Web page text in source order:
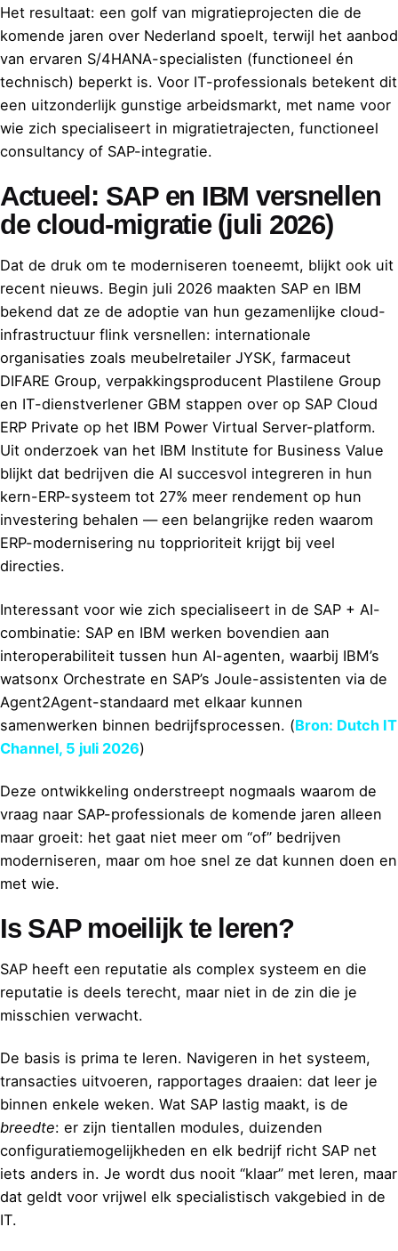
Het resultaat: een golf van migratieprojecten die de
komende jaren over Nederland spoelt, terwijl het aanbod
van ervaren S/4HANA-specialisten (functioneel én
technisch) beperkt is. Voor IT-professionals betekent dit
een uitzonderlijk gunstige arbeidsmarkt, met name voor
wie zich specialiseert in migratietrajecten, functioneel
consultancy of SAP-integratie.
Actueel: SAP en IBM versnellen
de cloud-migratie (juli 2026)
Dat de druk om te moderniseren toeneemt, blijkt ook uit
recent nieuws. Begin juli 2026 maakten SAP en IBM
bekend dat ze de adoptie van hun gezamenlijke cloud-
infrastructuur flink versnellen: internationale
organisaties zoals meubelretailer JYSK, farmaceut
DIFARE Group, verpakkingsproducent Plastilene Group
en IT-dienstverlener GBM stappen over op SAP Cloud
ERP Private op het IBM Power Virtual Server-platform.
Uit onderzoek van het IBM Institute for Business Value
blijkt dat bedrijven die AI succesvol integreren in hun
kern-ERP-systeem tot 27% meer rendement op hun
investering behalen — een belangrijke reden waarom
ERP-modernisering nu topprioriteit krijgt bij veel
directies.
Interessant voor wie zich specialiseert in de SAP + AI-
combinatie: SAP en IBM werken bovendien aan
interoperabiliteit tussen hun AI-agenten, waarbij IBM’s
watsonx Orchestrate en SAP’s Joule-assistenten via de
Agent2Agent-standaard met elkaar kunnen
samenwerken binnen bedrijfsprocessen. (Bron: Dutch IT
Channel, 5 juli 2026)
Deze ontwikkeling onderstreept nogmaals waarom de
vraag naar SAP-professionals de komende jaren alleen
maar groeit: het gaat niet meer om “of” bedrijven
moderniseren, maar om hoe snel ze dat kunnen doen en
met wie.
Is SAP moeilijk te leren?
SAP heeft een reputatie als complex systeem en die
reputatie is deels terecht, maar niet in de zin die je
misschien verwacht.
De basis is prima te leren. Navigeren in het systeem,
transacties uitvoeren, rapportages draaien: dat leer je
binnen enkele weken. Wat SAP lastig maakt, is de
breedte: er zijn tientallen modules, duizenden
configuratiemogelijkheden en elk bedrijf richt SAP net
iets anders in. Je wordt dus nooit “klaar” met leren, maar
dat geldt voor vrijwel elk specialistisch vakgebied in de
IT.